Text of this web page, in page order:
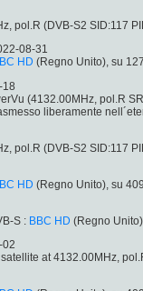
pol.R (DVB-S2 SID:117
08-31
HD (Regno Unito), su
18
(4132.00MHz, pol.R
liberamente
pol.R (DVB-S2 SID:117
HD (Regno Unito), su
S : BBC HD (Regno
02
at 4132.00MHz,